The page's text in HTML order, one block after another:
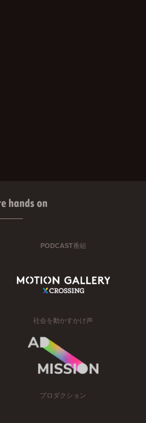
hands on
PODCAST番組
社会を動かすかけ声
プロダクション